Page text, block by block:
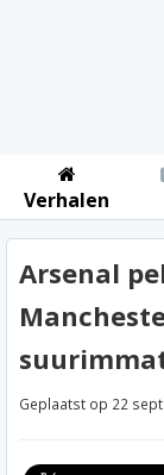
Verhalen
Arsenal
Geplaatst op 22